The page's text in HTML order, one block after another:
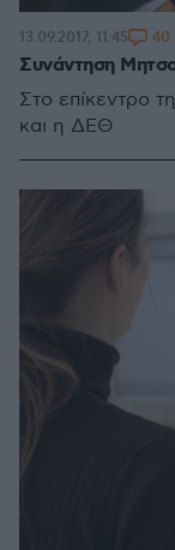
Συνάντηση
Στο επίκεντρο
και η ΔΕΘ
13.09.2017, 11:45 40